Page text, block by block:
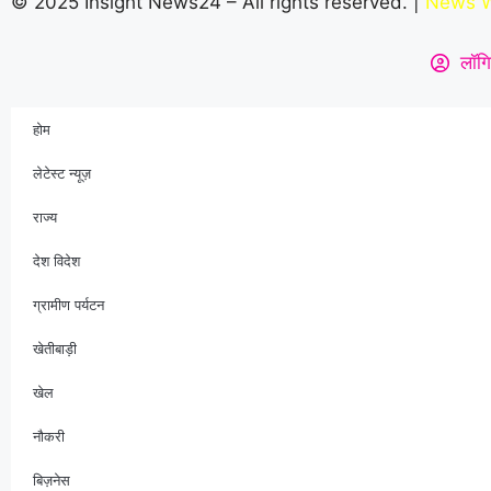
होम
लेटेस्ट न्यूज़
राज्य
देश विदेश
ग्रामीण पर्यटन
खेतीबाड़ी
खेल
नौकरी
बिज़नेस